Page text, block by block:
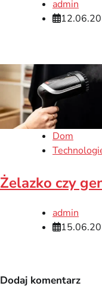
admin
Dom
Żelazko czy
admin
Dodaj komentarz